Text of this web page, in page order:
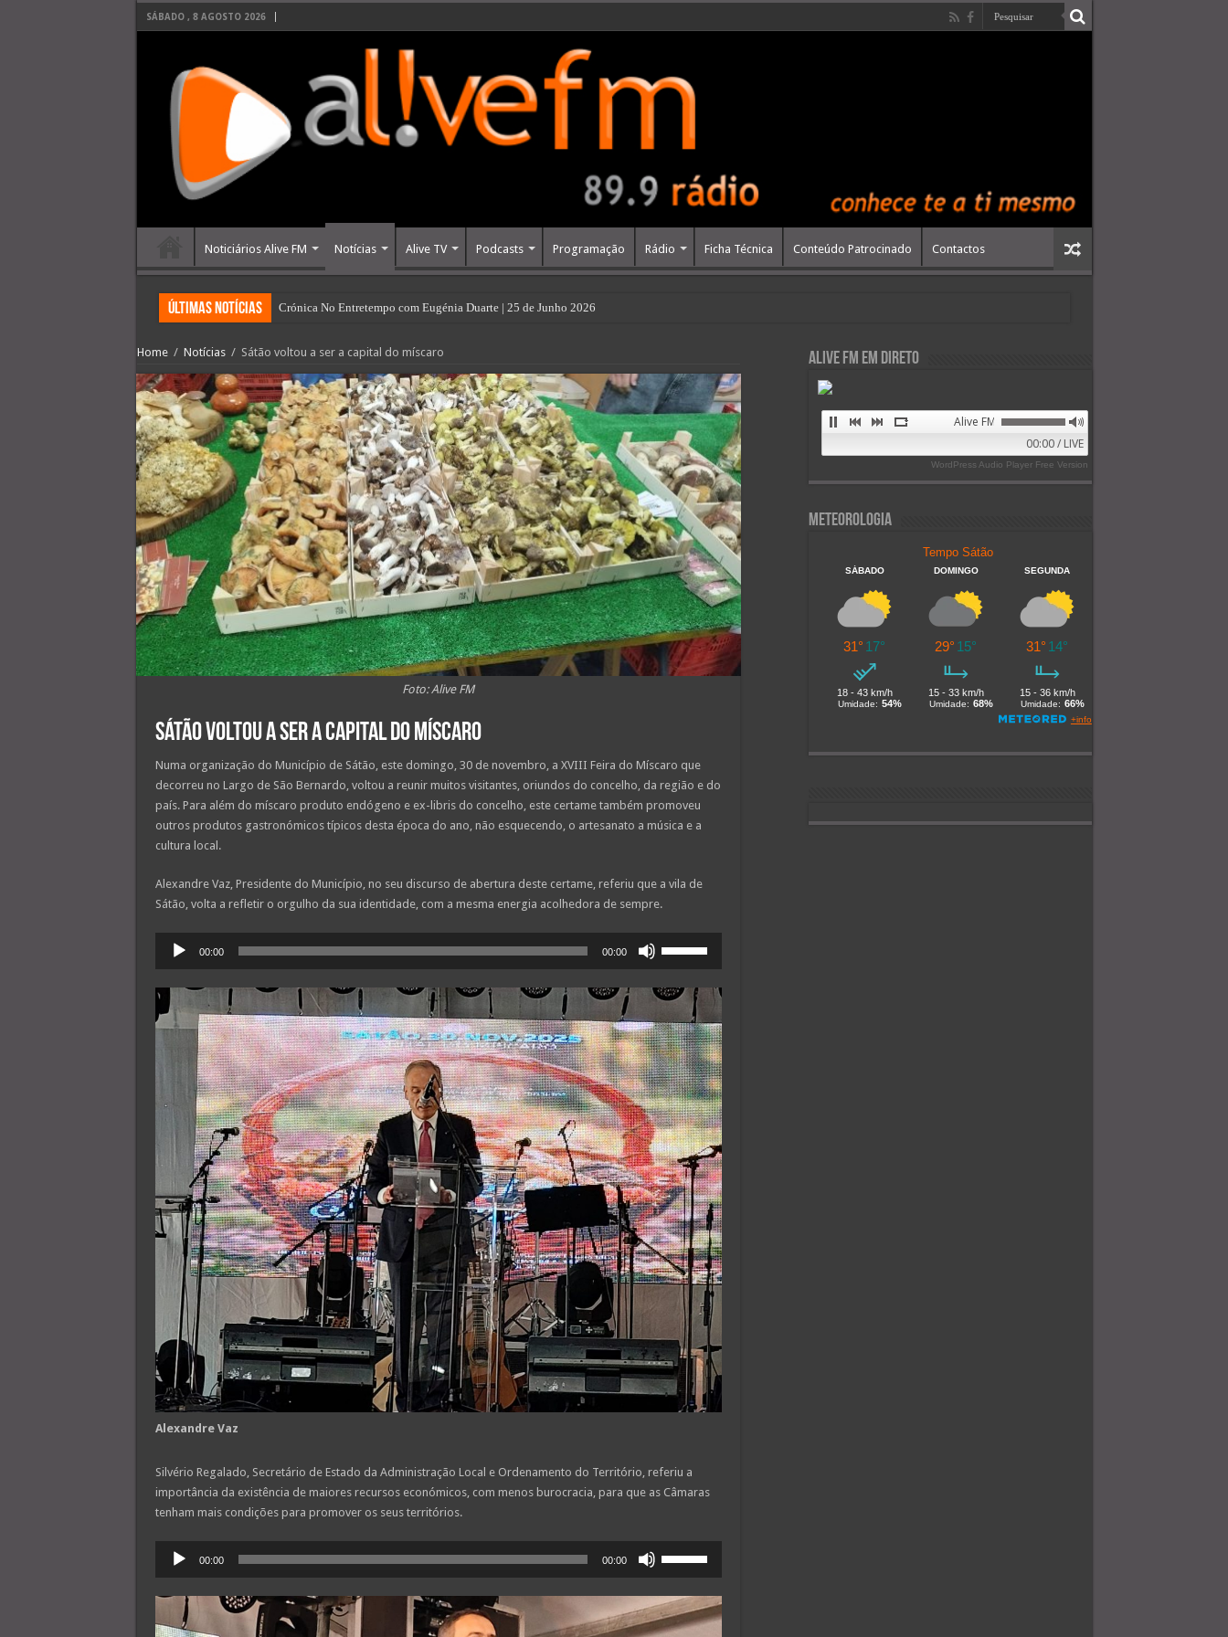
SÁBADO , 8 AGOSTO 2026
Noticiários Alive FM Notícias Alive TV Podcasts Programação Rádio Ficha Técnica Conteúdo Patrocinado Contactos
últimas Notícias Crónica No Entretempo com Eugénia Duarte | 25 de Junho 2026
Home / Notícias / Sátão voltou a ser a capital do míscaro
Foto: Alive FM
Sátão voltou a ser a capital do míscaro
Numa organização do Município de Sátão, este domingo, 30 de novembro, a XVIII Feira do Míscaro que
decorreu no Largo de São Bernardo, voltou a reunir muitos visitantes, oriundos do concelho, da região e do
país. Para além do míscaro produto endógeno e ex-libris do concelho, este certame também promoveu
outros produtos gastronómicos típicos desta época do ano, não esquecendo, o artesanato a música e a
cultura local.
Alexandre Vaz, Presidente do Município, no seu discurso de abertura deste certame, referiu que a vila de
Sátão, volta a refletir o orgulho da sua identidade, com a mesma energia acolhedora de sempre.
Reprodutor
00:00 00:00
cima/baixo
para
aumentar
ou
diminuir
o
volume.
Alexandre Vaz
Silvério Regalado, Secretário de Estado da Administração Local e Ordenamento do Território, referiu a
importância da existência de maiores recursos económicos, com menos burocracia, para que as Câmaras
tenham mais condições para promover os seus territórios.
Reprodutor
00:00 00:00
cima/baixo
para
Alive FM em Direto
Alive FM 89.9
00:00 / LIVE
WordPress Audio Player Free Version
Meteorologia